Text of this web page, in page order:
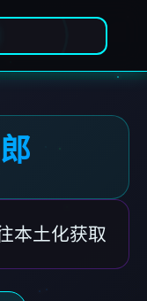
本土化获取